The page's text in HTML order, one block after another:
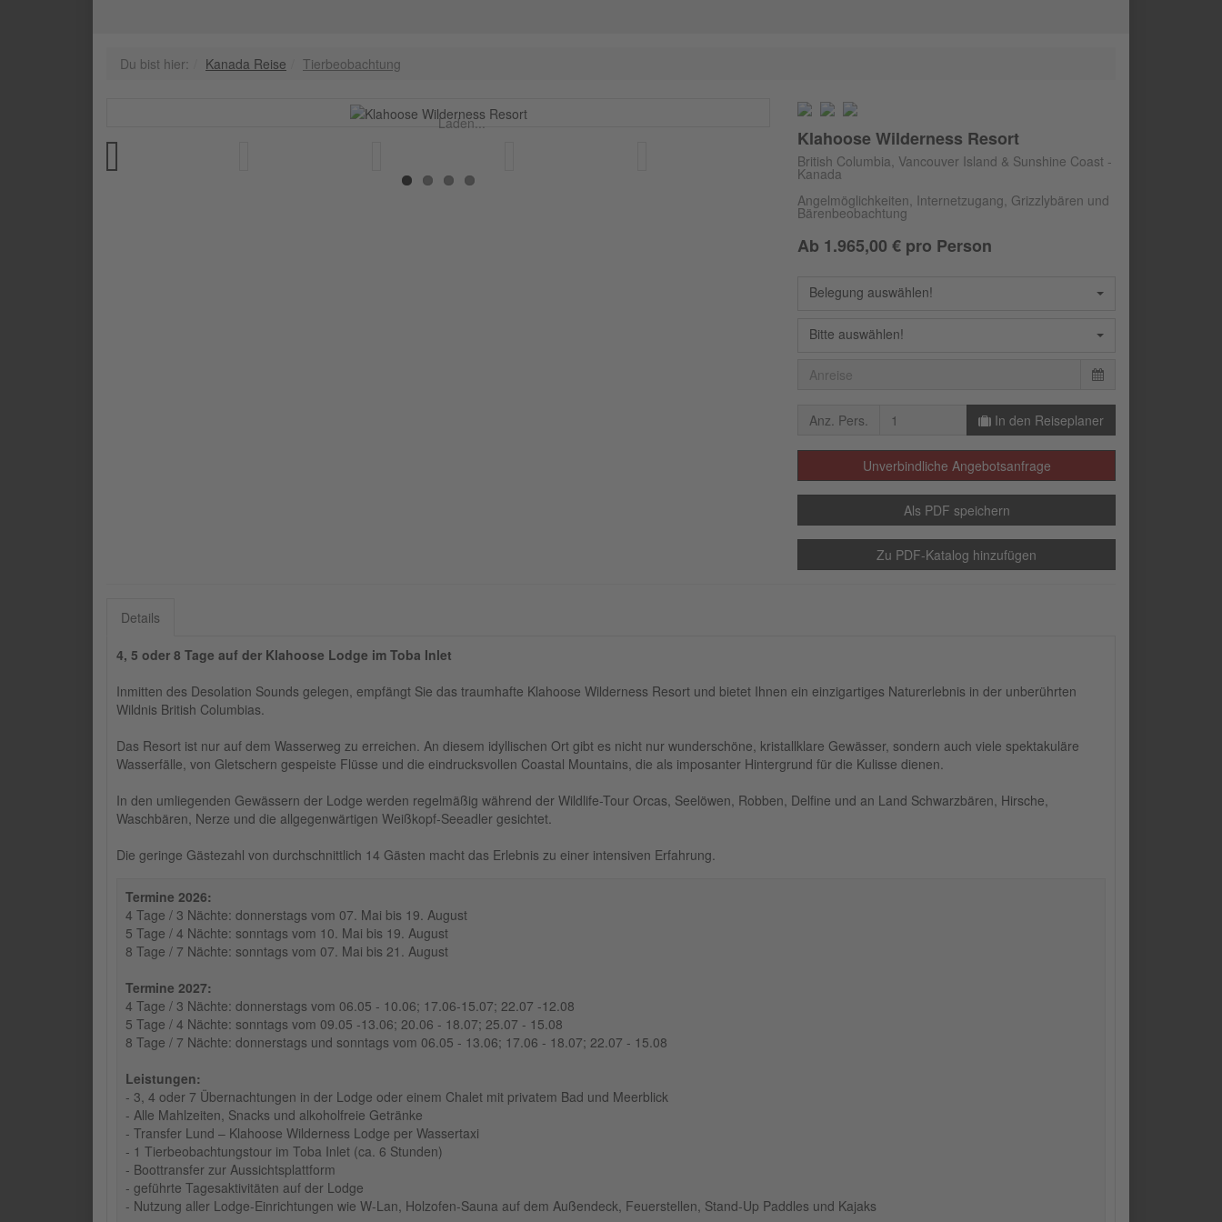
Du bist hier: Kanada Reise Tierbeobachtung
Laden...
Klahoose Wilderness Resort
British Columbia, Vancouver Island & Sunshine Coast -
Kanada
Angelmöglichkeiten, Internetzugang, Grizzlybären und
Bärenbeobachtung
Ab 1.965,00 € pro Person
Belegung auswählen!
Bitte auswählen!
26 30 1 2
3 4 5 6 7 8 9
10 11 12 13 14 15 16
19 20 21
24 25 26 27 28 29 30
31 1 2 3 4 5 6
Anz. Pers. In den Reiseplaner
Unverbindliche Angebotsanfrage
Als PDF speichern
Zu PDF-Katalog hinzufügen
Details
4, 5 oder 8 Tage auf der Klahoose Lodge im Toba Inlet
Inmitten des Desolation Sounds gelegen, empfängt Sie das traumhafte Klahoose Wilderness Resort und bietet Ihnen ein einzigartiges Naturerlebnis in der unberührten
Wildnis British Columbias.
Das Resort ist nur auf dem Wasserweg zu erreichen. An diesem idyllischen Ort gibt es nicht nur wunderschöne, kristallklare Gewässer, sondern auch viele spektakuläre
Wasserfälle, von Gletschern gespeiste Flüsse und die eindrucksvollen Coastal Mountains, die als imposanter Hintergrund für die Kulisse dienen.
In den umliegenden Gewässern der Lodge werden regelmäßig während der Wildlife-Tour Orcas, Seelöwen, Robben, Delfine und an Land Schwarzbären, Hirsche,
Waschbären, Nerze und die allgegenwärtigen Weißkopf-Seeadler gesichtet.
Die geringe Gästezahl von durchschnittlich 14 Gästen macht das Erlebnis zu einer intensiven Erfahrung.
Termine 2026:
4 Tage / 3 Nächte: donnerstags vom 07. Mai bis 19. August
5 Tage / 4 Nächte: sonntags vom 10. Mai bis 19. August
8 Tage / 7 Nächte: sonntags vom 07. Mai bis 21. August
Termine 2027:
4 Tage / 3 Nächte: donnerstags vom 06.05 - 10.06; 17.06-15.07; 22.07 -12.08
5 Tage / 4 Nächte: sonntags vom 09.05 -13.06; 20.06 - 18.07; 25.07 - 15.08
8 Tage / 7 Nächte: donnerstags und sonntags vom 06.05 - 13.06; 17.06 - 18.07; 22.07 - 15.08
Leistungen:
- 3, 4 oder 7 Übernachtungen in der Lodge oder einem Chalet mit privatem Bad und Meerblick
- Alle Mahlzeiten, Snacks und alkoholfreie Getränke
- Transfer Lund – Klahoose Wilderness Lodge per Wassertaxi
- 1 Tierbeobachtungstour im Toba Inlet (ca. 6 Stunden)
- Boottransfer zur Aussichtsplattform
- geführte Tagesaktivitäten auf der Lodge
- Nutzung aller Lodge-Einrichtungen wie W-Lan, Holzofen-Sauna auf dem Außendeck, Feuerstellen, Stand-Up Paddles und Kajaks